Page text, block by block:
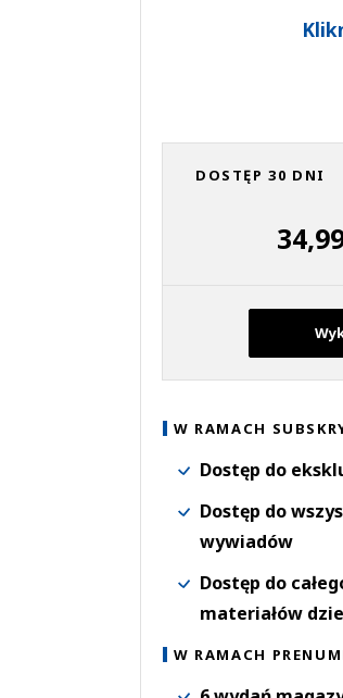
DOSTĘP 30 DNI
W RAMACH
Dostęp do
Dostęp do
wywiadów
Dostęp do
materiałów
W RAMACH